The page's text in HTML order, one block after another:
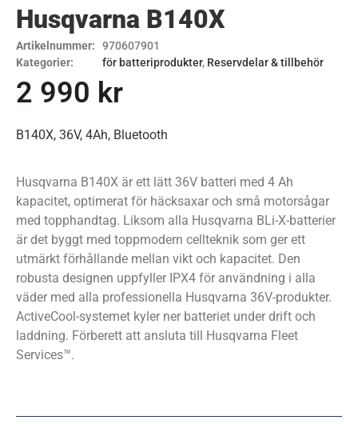
Husqvarna B140X
Artikelnummer:
970607901
Kategorier:
för batteriprodukter, Reservdelar & tillbehör
2 990 kr
B140X, 36V, 4Ah, Bluetooth
Husqvarna B140X är ett lätt 36V batteri med 4 Ah
kapacitet, optimerat för häcksaxar och små motorsågar
med topphandtag. Liksom alla Husqvarna BLi-X-batterier
är det byggt med toppmodern cellteknik som ger ett
utmärkt förhållande mellan vikt och kapacitet. Den
robusta designen uppfyller IPX4 för användning i alla
väder med alla professionella Husqvarna 36V-produkter.
ActiveCool-systemet kyler ner batteriet under drift och
laddning. Förberett att ansluta till Husqvarna Fleet
Services™.